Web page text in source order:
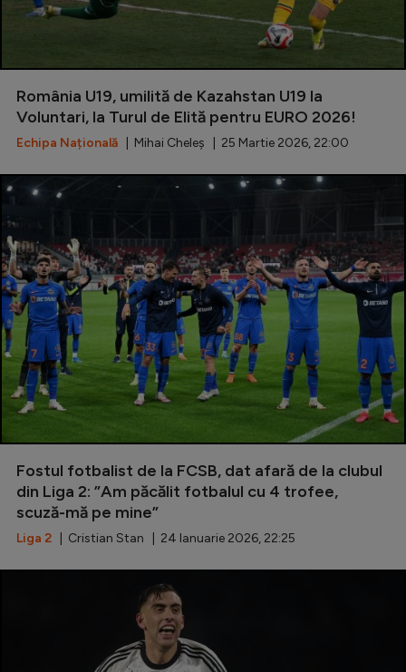
România U19, umilită de Kazahstan U19 la
Voluntari, la Turul de Elită pentru EURO 2026!
Echipa Națională | Mihai Cheleș | 25 Martie 2026, 22:00
Fostul fotbalist de la FCSB, dat afară de la clubul
din Liga 2: ”Am păcălit fotbalul cu 4 trofee,
scuză-mă pe mine”
Liga 2 | Cristian Stan | 24 Ianuarie 2026, 22:25